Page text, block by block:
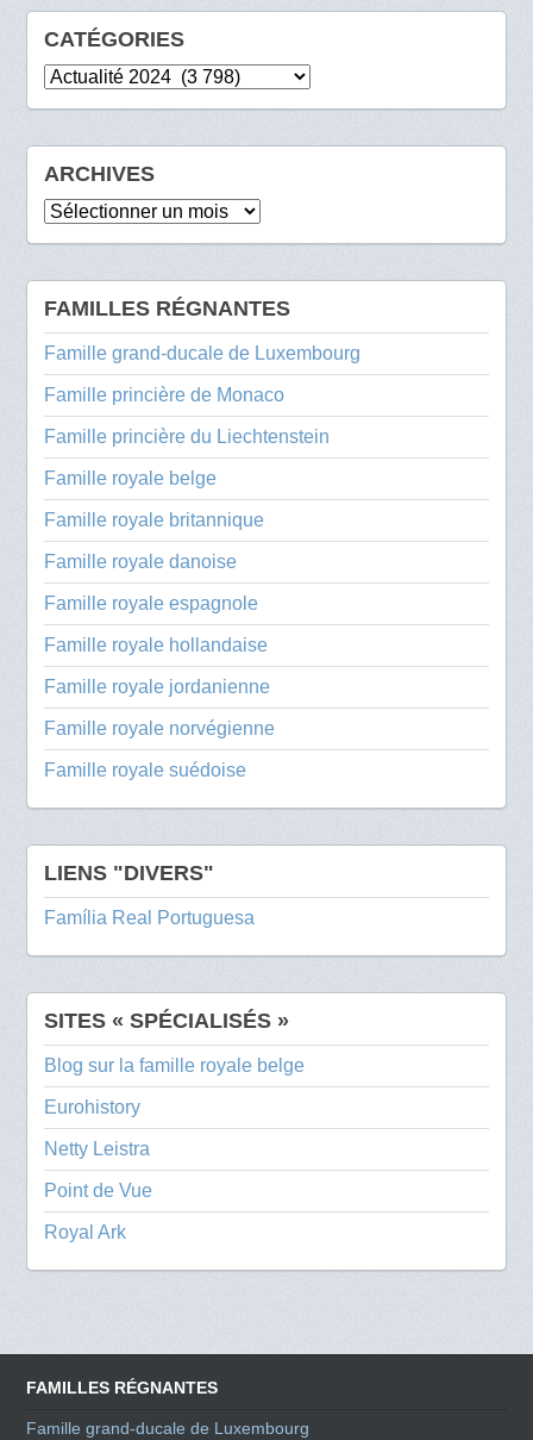
CATÉGORIES
Catégories
ARCHIVES
Archives
FAMILLES RÉGNANTES
Famille grand-ducale de Luxembourg
Famille princière de Monaco
Famille princière du Liechtenstein
Famille royale belge
Famille royale britannique
Famille royale danoise
Famille royale espagnole
Famille royale hollandaise
Famille royale jordanienne
Famille royale norvégienne
Famille royale suédoise
LIENS "DIVERS"
Família Real Portuguesa
SITES « SPÉCIALISÉS »
Blog sur la famille royale belge
Eurohistory
Netty Leistra
Point de Vue
Royal Ark
FAMILLES RÉGNANTES
Famille grand-ducale de Luxembourg